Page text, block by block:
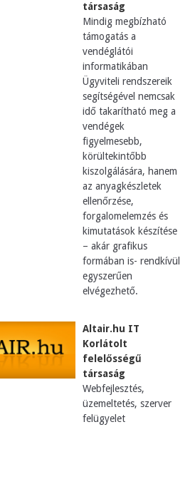
társaság
Mindig megbízható
támogatás a
vendéglátói
informatikában
Ügyviteli rendszereik
segítségével nemcsak
idő takarítható meg a
vendégek
figyelmesebb,
körültekintőbb
kiszolgálására, hanem
az anyagkészletek
ellenőrzése,
forgalomelemzés és
kimutatások készítése
– akár grafikus
formában is- rendkívül
egyszerűen
elvégezhető.
Altair.hu IT
Korlátolt
felelősségű
társaság
Webfejlesztés,
üzemeltetés, szerver
felügyelet